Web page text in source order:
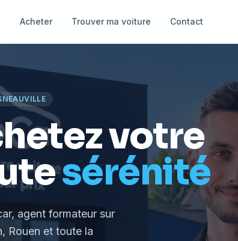
Acheter Trouver ma voiture Contact
votre
sérénité
agent formateur sur
Rouen et toute la